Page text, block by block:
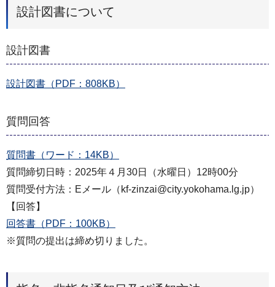
設計図書について
設計図書
設計図書（PDF：808KB）
質問回答
質問書（ワード：14KB）
質問締切日時：2025年４月30日（水曜日）12時00分
質問受付方法：Eメール（kf-zinzai@city.yokohama.lg.jp）
【回答】
回答書（PDF：100KB）
※質問の提出は締め切りました。